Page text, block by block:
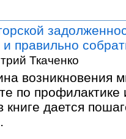
и правильно
Ткаченко
возникновения
по профилактике
дается